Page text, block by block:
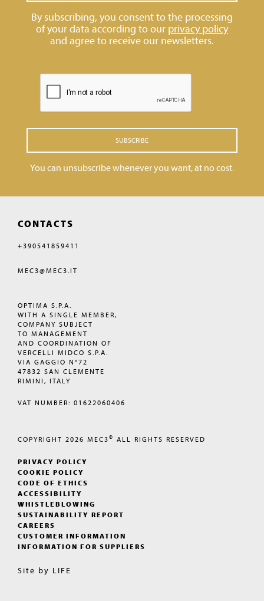
By subscribing, you consent to the processing
of your data according to our privacy policy
and agree to receive our newsletters.
SUBSCRIBE
You can unsubscribe whenever you want, at no cost.
CONTACTS
+390541859411
MEC3@MEC3.IT
OPTIMA S.P.A.
WITH A SINGLE MEMBER,
COMPANY SUBJECT
TO MANAGEMENT
AND COORDINATION OF
VERCELLI MIDCO S.P.A.
VIA GAGGIO N°72
47832 SAN CLEMENTE
RIMINI, ITALY
VAT NUMBER: 01622060406
COPYRIGHT 2026 MEC3© ALL RIGHTS RESERVED
PRIVACY POLICY
COOKIE POLICY
CODE OF ETHICS
ACCESSIBILITY
WHISTLEBLOWING
SUSTAINABILITY REPORT
CAREERS
CUSTOMER INFORMATION
INFORMATION FOR SUPPLIERS
Site by LIFE